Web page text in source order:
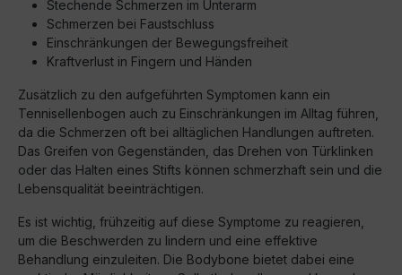
Stechende Schmerzen im Unterarm
Schmerzen bei Faustschluss
Einschränkungen der Bewegungsfreiheit
Kraftverlust in Fingern und Händen
Zusätzlich zu den aufgeführten Symptomen kann ein
Tennisellenbogen auch zu Einschränkungen im Alltag führen,
da die Schmerzen oft bei alltäglichen Handlungen auftreten.
Das Greifen von Gegenständen, das Drehen von Türklinken
oder das Halten eines Stifts können schmerzhaft sein und die
Lebensqualität beeinträchtigen.
Es ist wichtig, frühzeitig auf diese Symptome zu reagieren,
um die Beschwerden zu lindern und eine effektive
Behandlung einzuleiten. Die Bodybone bietet dabei eine